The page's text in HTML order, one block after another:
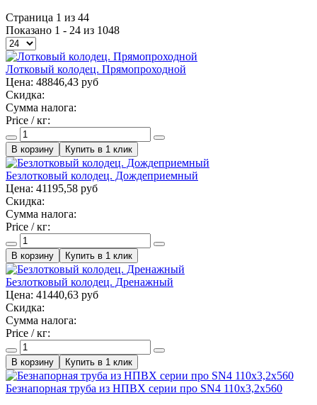
Лотковый колодец. Прямопроходной
Цена: 48846,43 руб
Скидка:
Сумма налога:
Price / кг:
Купить в 1 клик
Безлотковый колодец. Дождеприемный
Цена: 41195,58 руб
Скидка:
Сумма налога:
Price / кг:
Купить в 1 клик
Безлотковый колодец. Дренажный
Цена: 41440,63 руб
Скидка:
Сумма налога:
Price / кг:
Купить в 1 клик
Безнапорная труба из НПВХ серии про SN4 110x3,2x560
Страница 1 из 44
Показано 1 - 24 из 1048